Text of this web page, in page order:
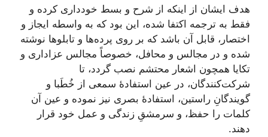
هدف ایشان از اینکه از شرح و بسط خودداری کرده و
فقط به ترجمه اکتفا شده، این بود كه به واسطه ايجاز و
اختصار، قابل آن باشد كه بر روى پرده‏‌ها و تابلوها نوشته
شده و در مجالس و محافل، خصوصاً مجالس عزاداری و
تکایا همچون اشعار محتشم نصب گردد، تا
شرکت‌کنندگان، در عین استفادۀ سمعی از خُطَبا و
گویندگانِ راستین، استفادۀ بصری نیز نموده و عین آن
کلمات را حفظ، و سرمشقِ زندگی و عمل خود قرار
دهند.